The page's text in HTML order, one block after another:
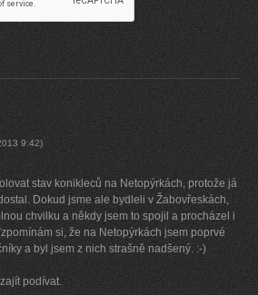
9:42)
stav konikleců na Netopýrkách, protože já
Dokud jsme ale bydleli v Žabovřeskách,
chvilku a někdy jsem to spojil a procházel i
si, že na Netopýrkách jsem poprvé
a byl jsem z nich strašně nadšený. :-)
podívat.